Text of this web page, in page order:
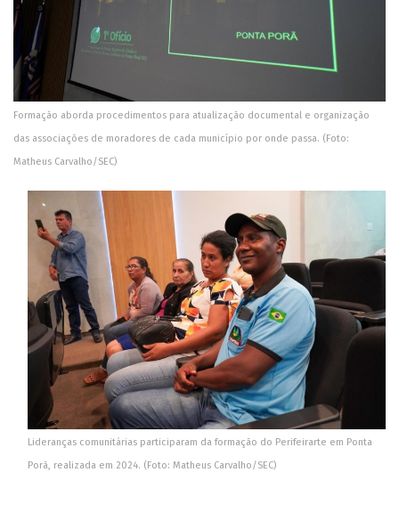
Formação aborda procedimentos para atualização documental e organização
das associações de moradores de cada município por onde passa. (Foto:
Matheus Carvalho/SEC)
Lideranças comunitárias participaram da formação do Perifeirarte em Ponta
Porã, realizada em 2024. (Foto: Matheus Carvalho/SEC)